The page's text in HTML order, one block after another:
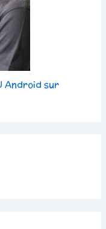
Android sur